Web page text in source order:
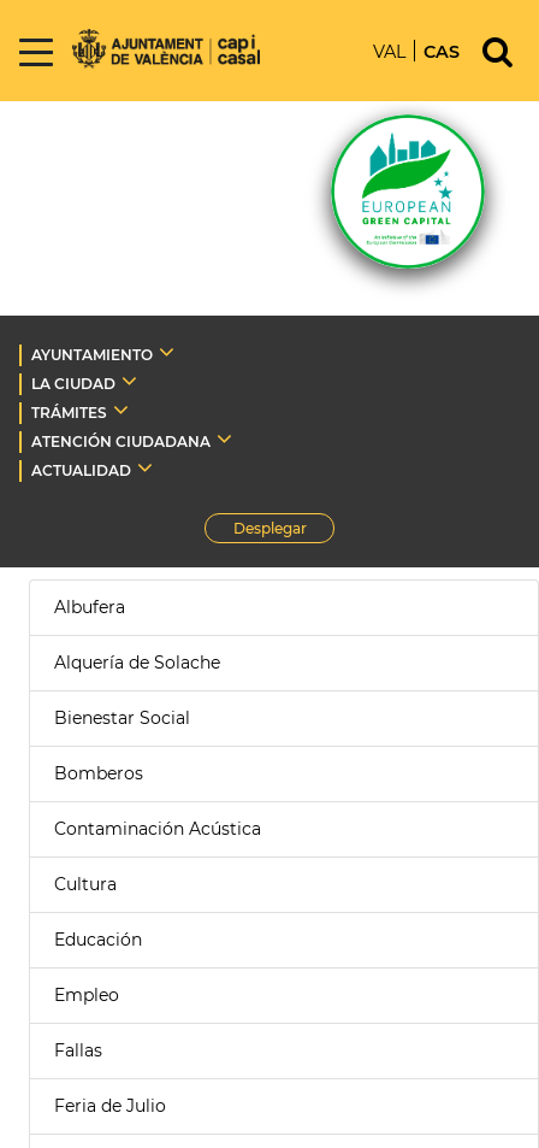
VAL CAS
AYUNTAMIENTO
LA CIUDAD
TRÁMITES
ATENCIÓN CIUDADANA
ACTUALIDAD
Desplegar
Albufera
Alquería de Solache
Bienestar Social
Bomberos
Contaminación Acústica
Cultura
Educación
Empleo
Fallas
Feria de Julio